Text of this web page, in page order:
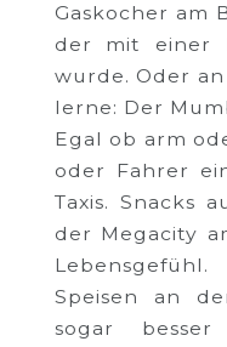
Gaskocher am
der mit einer
wurde. Oder
lerne: Der
Egal ob arm
oder Fahrer
Taxis. Snacks
der Megacity
Speisen an
sogar